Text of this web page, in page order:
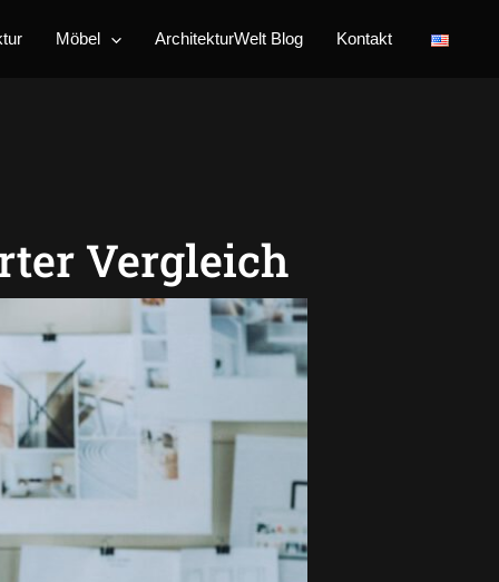
Möbel ArchitekturWelt Blog Kontakt
Vergleich